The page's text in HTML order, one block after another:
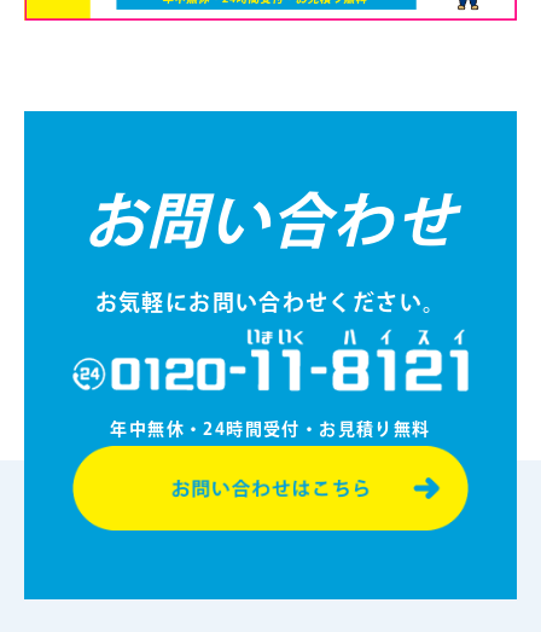
お問い合わせ
お気軽にお問い合わせください。
年中無休・24時間受付・お⾒積り無料